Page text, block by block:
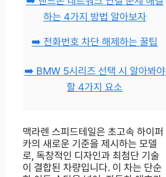
하는 4가지 방법 알아보자
➡️ 전화번호 차단 해제하는 꿀팁
➡️ BMW 5시리즈 선택 시 알아봐야
할 4가지 요소
맥라렌 스피드테일은 초고속 하이퍼
카의 새로운 기준을 제시하는 모델
로, 독창적인 디자인과 최첨단 기술
이 결합된 차량입니다. 이 차는 단순